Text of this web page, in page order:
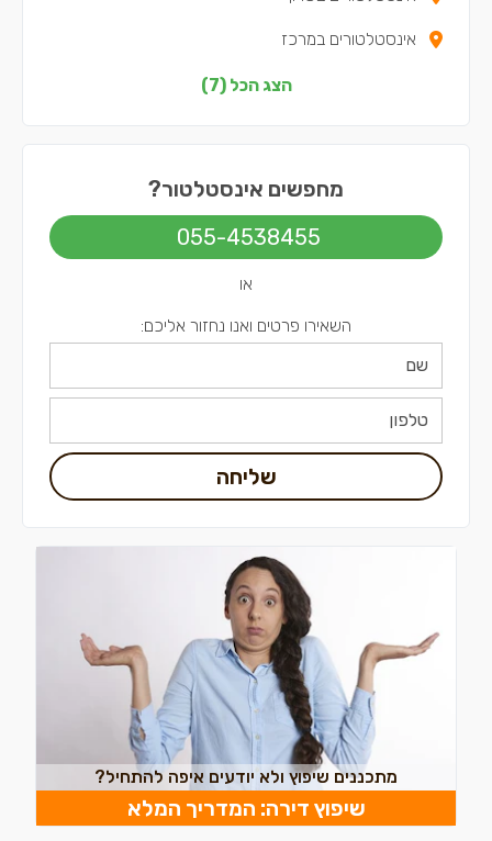
אינסטלטורים במרכז
אינסטלטורים בצפון
אינסטלטורים בדרום
אינסטלטורים בירושלים
הצג הכל (7)
מחפשים אינסטלטור?
055-4538455
או
השאירו פרטים ואנו נחזור אליכם:
שליחה
מתכננים שיפוץ ולא יודעים איפה להתחיל?
שיפוץ דירה: המדריך המלא